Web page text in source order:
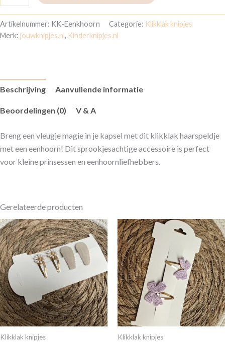
Artikelnummer: KK-Eenkhoorn Categorie: Klikklak knipjes
Merk: jouwknipjes.nl, Kinderknipjes.nl
Beschrijving Aanvullende informatie
Beoordelingen (0) V & A
Breng een vleugje magie in je kapsel met dit klikklak haarspeldje
met een eenhoorn! Dit sprookjesachtige accessoire is perfect
voor kleine prinsessen en eenhoornliefhebbers.
Gerelateerde producten
Klikklak knipjes Klikklak knipjes